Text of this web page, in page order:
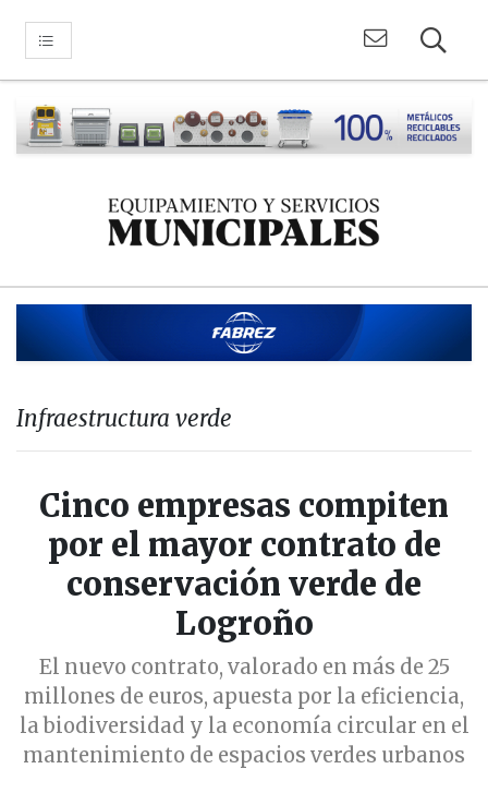
Infraestructura verde
Cinco empresas compiten
por el mayor contrato de
conservación verde de
Logroño
El nuevo contrato, valorado en más de 25
millones de euros, apuesta por la eficiencia,
la biodiversidad y la economía circular en el
mantenimiento de espacios verdes urbanos